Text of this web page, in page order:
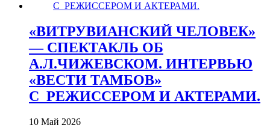
«ВИТРУВИАНСКИЙ ЧЕЛОВЕК»
— СПЕКТАКЛЬ ОБ
А.Л.ЧИЖЕВСКОМ. ИНТЕРВЬЮ
«ВЕСТИ ТАМБОВ»
С_РЕЖИССЕРОМ И АКТЕРАМИ.
10 Май 2026